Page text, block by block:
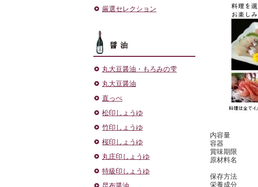
内容量
容器
賞味期限
原材料名
保存方法
栄養成分
厳選セレクション
丸大豆醤油・もろみの雫
丸大豆醤油
直っぺ
松印しょうゆ
竹印しょうゆ
桜印しょうゆ
丸庄印しょうゆ
特級印しょうゆ
昆布醤油